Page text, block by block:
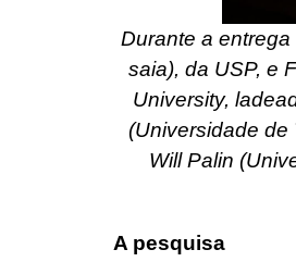
Durante a
saia), da USP, e
University,
(Universidade de
Will Palin
A pesquisa